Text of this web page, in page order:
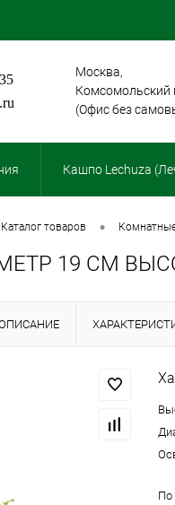
Москва,
Комсомольский
(Офис без
Кашпо Lechuza
каталог товаров •
19 СМ
По